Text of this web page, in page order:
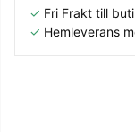
✓ Fri Frakt till
✓ Hemleverans